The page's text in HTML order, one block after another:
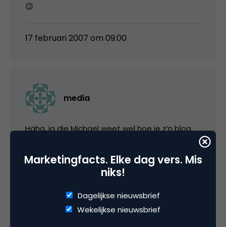
😉
17 februari 2007 om 09:00
media
Haha, ja die Michael weet wel hoe ie z’n blog
17 februari 2007 om 09:03
Marketingfacts. Elke dag vers. Mis
niks!
Dagelijkse nieuwsbrief
Wekelijkse nieuwsbrief